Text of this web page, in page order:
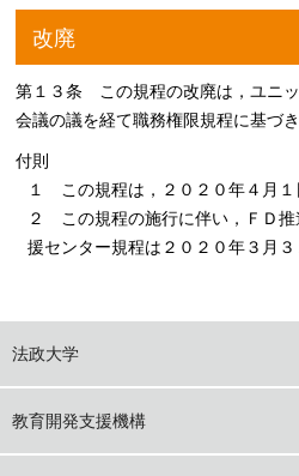
改廃
第１３条 この規程の改廃は，ユニ
会議の議を経て職務権限規程に基づき
付則
１ この規程は，２０２０年４月１
２ この規程の施行に伴い，ＦＤ
援センター規程は２０２０年３月３
法政大学
教育開発支援機構